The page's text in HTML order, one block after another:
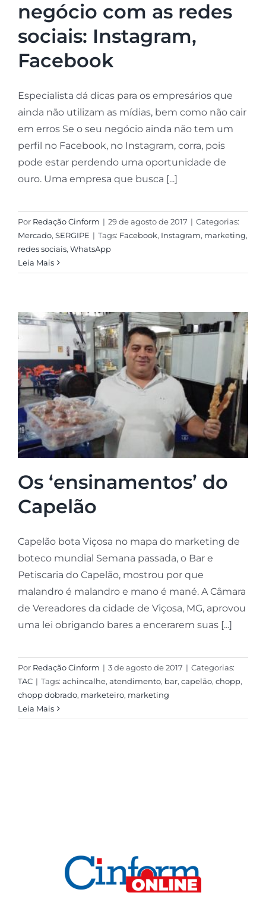
negócio com as redes
sociais: Instagram,
Facebook
Especialista dá dicas para os empresários que
ainda não utilizam as mídias, bem como não cair
em erros Se o seu negócio ainda não tem um
perfil no Facebook, no Instagram, corra, pois
pode estar perdendo uma oportunidade de
ouro. Uma empresa que busca [...]
Por Redação Cinform | 29 de agosto de 2017 | Categorias:
Mercado, SERGIPE | Tags: Facebook, Instagram, marketing,
redes sociais, WhatsApp
Leia Mais
Os ‘ensinamentos’ do
Capelão
Capelão bota Viçosa no mapa do marketing de
boteco mundial Semana passada, o Bar e
Petiscaria do Capelão, mostrou por que
malandro é malandro e mano é mané. A Câmara
de Vereadores da cidade de Viçosa, MG, aprovou
uma lei obrigando bares a encerarem suas [...]
Por Redação Cinform | 3 de agosto de 2017 | Categorias:
TAC | Tags: achincalhe, atendimento, bar, capelão, chopp,
chopp dobrado, marketeiro, marketing
Leia Mais